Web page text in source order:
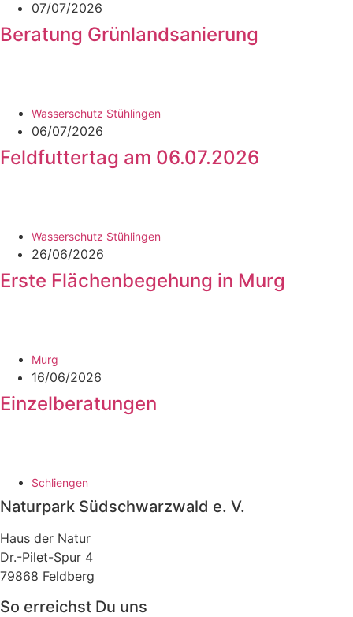
07/07/2026
Beratung Grünlandsanierung
Wasserschutz Stühlingen
06/07/2026
Feldfuttertag am 06.07.2026
Wasserschutz Stühlingen
26/06/2026
Erste Flächenbegehung in Murg
Murg
16/06/2026
Einzelberatungen
Schliengen
Naturpark Südschwarzwald e. V.
Haus der Natur
Dr.-Pilet-Spur 4
79868 Feldberg
So erreichst Du uns